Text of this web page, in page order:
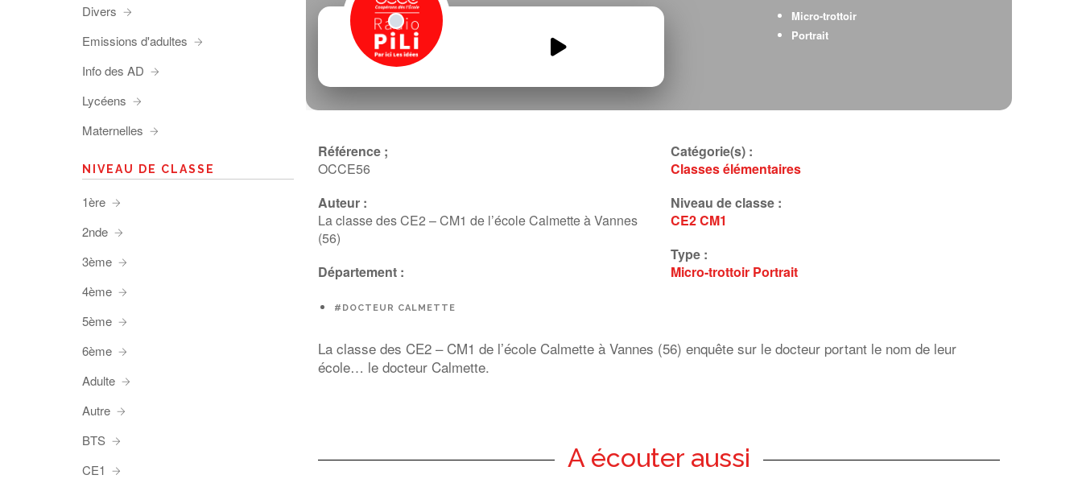
Radio-Calmette-Podcast-3-2025-
2026-docteur-Calmette.mp3
Micro-trottoir
Portrait
Référence ;
OCCE56
Auteur :
La classe des CE2 – CM1 de l’école Calmette à Vannes
(56)
Département :
Catégorie(s) :
Classes élémentaires
Niveau de classe :
CE2CM1
Type :
Micro-trottoir Portrait
#DOCTEUR CALMETTE
La classe des CE2 – CM1 de l’école Calmette à Vannes (56) enquête sur le docteur portant le nom de leur
école… le docteur Calmette.
A écouter aussi
Divers
Emissions d'adultes
Info des AD
Lycéens
Maternelles
NIVEAU DE CLASSE
1ère
2nde
3ème
4ème
5ème
6ème
Adulte
Autre
BTS
CE1